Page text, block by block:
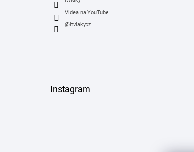
Videa na YouTube
@itvlakycz
Instagram